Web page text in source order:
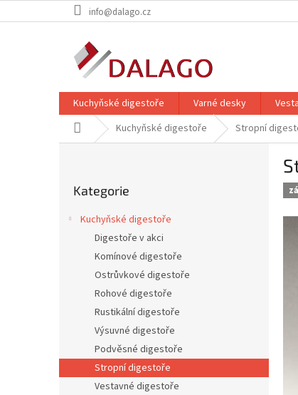
na
info@dalago.cz
Kuchyňské digestoře Varné desky
Domů Kuchyňské digestoře Stropní
l
kategorie
Kategorie
Kuchyňské digestoře
Digestoře v akci
Komínové digestoře
Ostrůvkové digestoře
Rohové digestoře
Rustikální digestoře
Výsuvné digestoře
Podvěsné digestoře
Stropní digestoře
Vestavné digestoře